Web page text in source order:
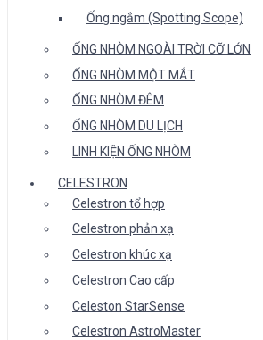
Ống ngắm (Spotting Scope)
ỐNG NHÒM NGOÀI TRỜI CỠ LỚN
ỐNG NHÒM MỘT MẮT
ỐNG NHÒM ĐÊM
ỐNG NHÒM DU LỊCH
LINH KIỆN ỐNG NHÒM
CELESTRON
Celestron tổ hợp
Celestron phản xạ
Celestron khúc xạ
Celestron Cao cấp
Celeston StarSense
Celestron AstroMaster